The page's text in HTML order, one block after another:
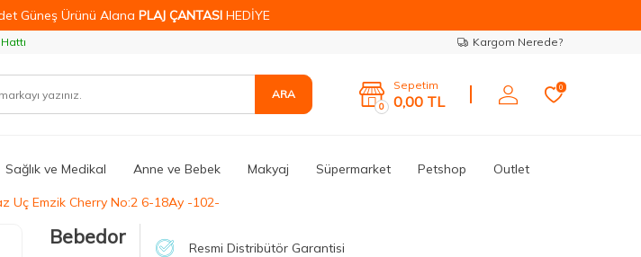
Güneş Ürünü Alana PLAJ ÇANTASI HEDİYE
Kargom Nerede?
ARA
0
Sepetim
0,00 TL
0
Sağlık ve Medikal Anne ve Bebek Makyaj Süpermarket Petshop Outlet
Uç Emzik Cherry No:2 6-18Ay -102-
Bebedor Resmi Distribütör Garantisi